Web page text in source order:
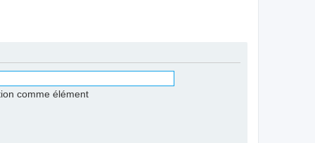
comme élément